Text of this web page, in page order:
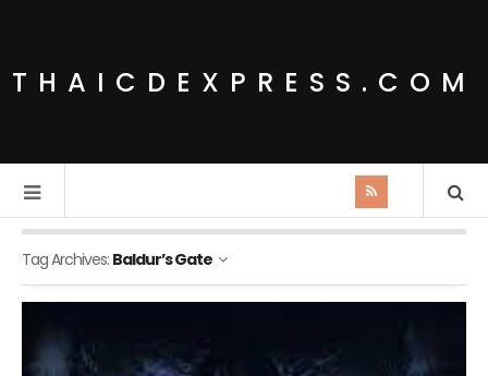
THAICDEXPRESS.COM
Tag Archives: Baldur’s Gate